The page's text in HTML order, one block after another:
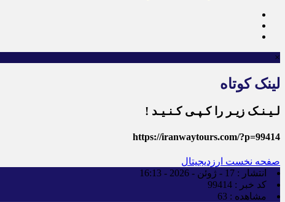
×
لینک کوتاه
لـیـنـک زیـر را کـپـی کـنـیـد !
https://iranwaytours.com/?p=99414
صفحه نخست ارزدیجیتال
انتشار : 17 - ژوئن - 2026 - 16:13
کد خبر : 99414
مشاهده : 63